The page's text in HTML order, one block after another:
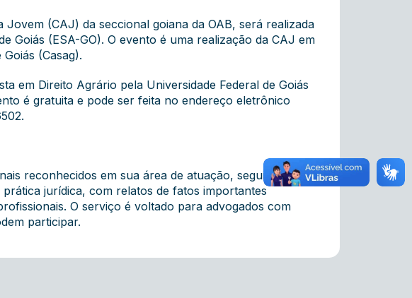
(CAJ) da seccional goiana da OAB, será realizada
Goiás (ESA-GO). O evento é uma realização da CAJ em
(Casag).
em Direito Agrário pela Universidade Federal de Goiás
é gratuita e pode ser feita no endereço eletrônico
reconhecidos em sua área de atuação, seguidas de
jurídica, com relatos de fatos importantes
O serviço é voltado para advogados com
participar.